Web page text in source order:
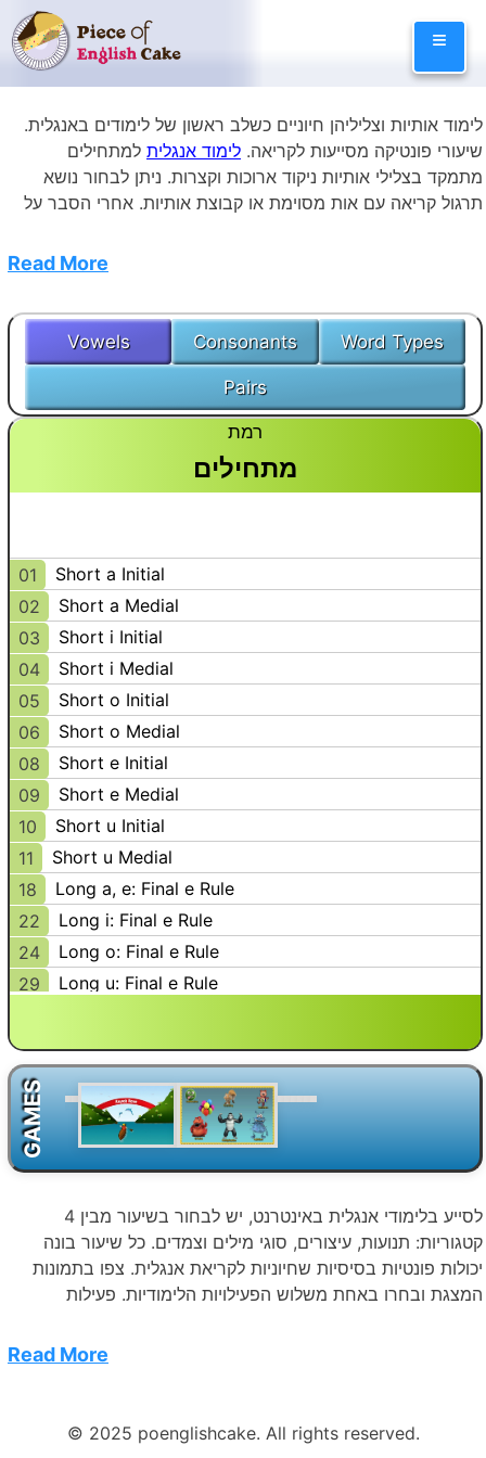
Skip
to
content
≡
לימוד אותיות וצליליהן חיוניים כשלב ראשון של לימודים באנגלית.
שיעורי פונטיקה מסייעות לקריאה. לימוד אנגלית למתחילים
מתמקד בצלילי אותיות ניקוד ארוכות וקצרות. ניתן לבחור נושא
תרגול קריאה עם אות מסוימת או קבוצת אותיות. אחרי הסבר על
את משמעותה. הקלטות של המילים במצגת התמונות יסייעוRead More
Vowels Consonants Word Types
Pairs
רמת
מתחילים
01
Short a Initial
02
Short a Medial
03
Short i Initial
04
Short i Medial
05
Short o Initial
06
Short o Medial
08
Short e Initial
09
Short e Medial
10
Short u Initial
11
Short u Medial
18
Long a, e: Final e Rule
22
Long i: Final e Rule
24
Long o: Final e Rule
29
Long u: Final e Rule
GAMES
לסייע בלימודי אנגלית באינטרנט, יש לבחור בשיעור מבין 4
קטגוריות: תנועות, עיצורים, סוגי מילים וצמדים. כל שיעור בונה
יכולות פונטיות בסיסיות שחיוניות לקריאת אנגלית. צפו בתמונות
המצגת ובחרו באחת משלוש הפעילויות הלימודיות. פעילות
מתאים בין מילים לתמונות. פעילות האיות מאפשרת אימון כיפי תוך
להשלים טקסטים ע”פ הקשר ובאותה הזדמנות משפרים יכולות
קריאה. בסיוע תמונות, התלמידים משלימים את המשפטים
Read More
© 2025 poenglishcake. All rights reserved.